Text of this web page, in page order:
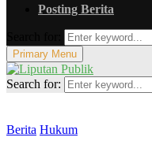
Posting Berita
Primary Menu
Search for:
Berita Hukum